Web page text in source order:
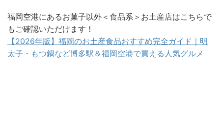
福岡空港にあるお菓子以外＜食品系＞お土産店はこちらで
もご確認いただけます！
【2026年版】福岡のお土産食品おすすめ完全ガイド｜明
太子・もつ鍋など博多駅＆福岡空港で買える人気グルメ